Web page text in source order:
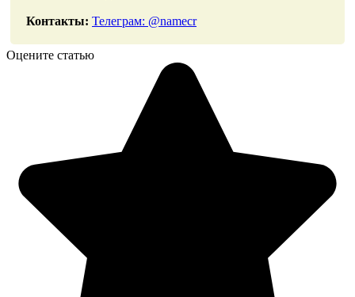
Контакты: Телеграм: @namecr
Оцените статью